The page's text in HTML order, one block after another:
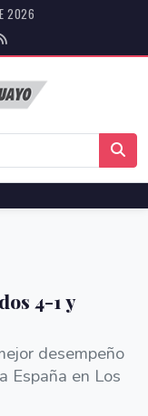
2026
4-1 y
desempeño
España en Los